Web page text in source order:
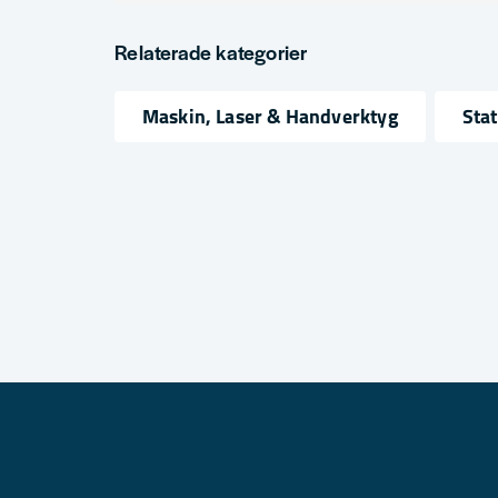
Fråga oss något om denna produkten...
Relaterade kategorier
Maskin, Laser & Handverktyg